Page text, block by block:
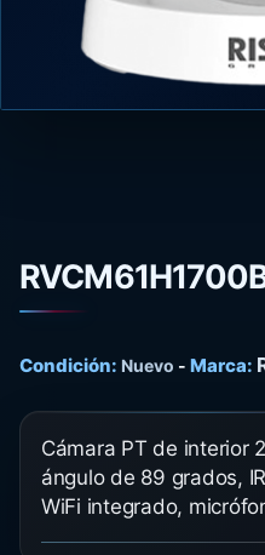
Condición: Nuevo - Marca:
Cámara PT de interior
ángulo de 89 grados,
WiFi integrado,